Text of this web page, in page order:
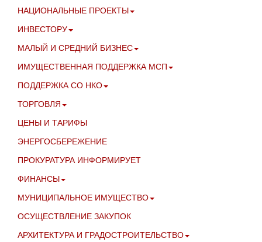
НАЦИОНАЛЬНЫЕ ПРОЕКТЫ
ИНВЕСТОРУ
МАЛЫЙ И СРЕДНИЙ БИЗНЕС
ИМУЩЕСТВЕННАЯ ПОДДЕРЖКА МСП
ПОДДЕРЖКА СО НКО
ТОРГОВЛЯ
ЦЕНЫ И ТАРИФЫ
ЭНЕРГОСБЕРЕЖЕНИЕ
ПРОКУРАТУРА ИНФОРМИРУЕТ
ФИНАНСЫ
МУНИЦИПАЛЬНОЕ ИМУЩЕСТВО
ОСУЩЕСТВЛЕНИЕ ЗАКУПОК
АРХИТЕКТУРА И ГРАДОСТРОИТЕЛЬСТВО